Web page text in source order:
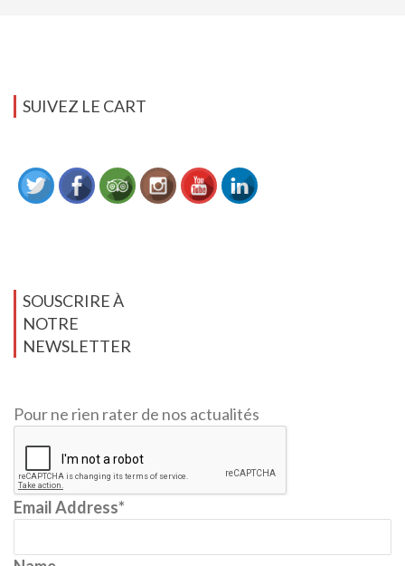
SUIVEZ LE CART
SOUSCRIRE À
NOTRE
NEWSLETTER
Pour ne rien rater de nos actualités
Email Address*